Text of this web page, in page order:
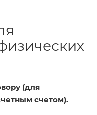
(для
счетом).